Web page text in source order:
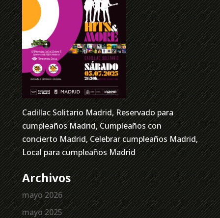
Cadillac Solitario Madrid, Reservado para
cumpleaños Madrid, Cumpleaños con
concierto Madrid, Celebrar cumpleaños Madrid,
Local para cumpleaños Madrid
Archivos
mayo 2026
mayo 2025